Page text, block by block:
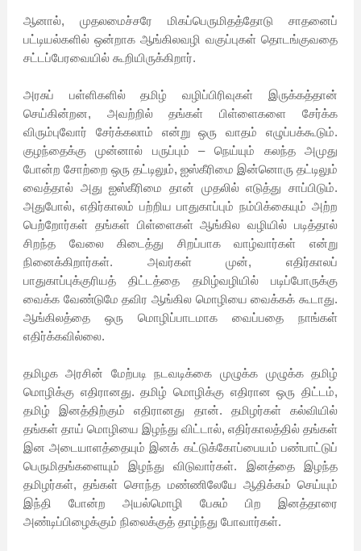
ஆனால், முதலமைச்சரே மிகப்பெருமிதத்தோடு சாதனைப்
பட்டியல்களில் ஒன்றாக ஆங்கிலவழி வகுப்புகள் தொடங்குவதை
சட்டப்பேரவையில் கூறியிருக்கிறார்.
அரசுப் பள்ளிகளில் தமிழ் வழிப்பிரிவுகள் இருக்கத்தான்
செய்கின்றன, அவற்றில் தங்கள் பிள்ளைகளை சேர்க்க
விரும்புவோர் சேர்க்கலாம் என்று ஒரு வாதம் எழுப்பக்கூடும்.
குழந்தைக்கு முன்னால் பருப்பும் – நெய்யும் கலந்த அமுது
போன்ற சோற்றை ஒரு தட்டிலும், ஐஸ்கீரிமை இன்னொரு தட்டிலும்
வைத்தால் அது ஐஸ்கீரிமை தான் முதலில் எடுத்து சாப்பிடும்.
அதுபோல், எதிர்காலம் பற்றிய பாதுகாப்பும் நம்பிக்கையும் அற்ற
பெற்றோர்கள் தங்கள் பிள்ளைகள் ஆங்கில வழியில் படித்தால்
சிறந்த வேலை கிடைத்து சிறப்பாக வாழ்வார்கள் என்று
நினைக்கிறார்கள். அவர்கள் முன், எதிர்காலப்
பாதுகாப்புக்குரியத் திட்டத்தை தமிழ்வழியில் படிப்போருக்கு
வைக்க வேண்டுமே தவிர ஆங்கில மொழியை வைக்கக் கூடாது.
ஆங்கிலத்தை ஒரு மொழிப்பாடமாக வைப்பதை நாங்கள்
எதிர்க்கவில்லை.
தமிழக அரசின் மேற்படி நடவடிக்கை முழுக்க முழுக்க தமிழ்
மொழிக்கு எதிரானது. தமிழ் மொழிக்கு எதிரான ஒரு திட்டம்,
தமிழ் இனத்திற்கும் எதிரானது தான். தமிழர்கள் கல்வியில்
தங்கள் தாய் மொழியை இழந்து விட்டால், எதிர்காலத்தில் தங்கள்
இன அடையாளத்தையும் இனக் கட்டுக்கோப்பையம் பண்பாட்டுப்
பெருமிதங்களையும் இழந்து விடுவார்கள். இனத்தை இழந்த
தமிழர்கள், தங்கள் சொந்த மண்ணிலேயே ஆதிக்கம் செய்யும்
இந்தி போன்ற அயல்மொழி பேசும் பிற இனத்தாரை
அண்டிப்பிழைக்கும் நிலைக்குத் தாழ்ந்து போவார்கள்.